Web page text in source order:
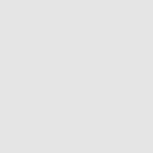
za pomocą
do wyrobów
całkowicie